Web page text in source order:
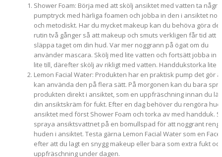
Shower Foam: Börja med att skölj ansiktet med vatten ta några
pumptryck med härliga foamen och jobba in den i ansiktet
och metodiskt. Har du mycket makeup kan du behöva göra
rutin två gånger så att makeup och smuts verkligen får tid att
släppa taget om din hud. Var mer noggrann på ögat om du
använder mascara. Skölj med lite vatten och fortsätt jobba in
lite till, därefter skölj av rikligt med vatten. Handdukstorka lite
Lemon Facial Water: Produkten har en praktisk pump det gör
kan använda den på flera sätt. På morgonen kan du bara
produkten direkt i ansiktet, som en uppfräschning innan du
din ansiktskräm för fukt. Efter en dag behöver du rengöra
ansiktet med först Shower Foam och torka av med handduk.
spraya ansiktsvattnet på en bomullspad för att noggrant
huden i ansiktet. Testa gärna Lemon Facial Water som en
efter att du lagt en snygg makeup eller bara som extra fukt
uppfräschning under dagen.